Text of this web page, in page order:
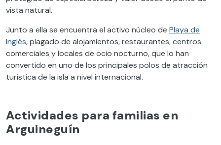
vista natural.
Junto a ella se encuentra el activo núcleo de Playa de
Inglés, plagado de alojamientos, restaurantes, centros
comerciales y locales de ocio nocturno, que lo han
convertido en uno de los principales polos de atracción
turística de la isla a nivel internacional.
Actividades para familias en
Arguineguín